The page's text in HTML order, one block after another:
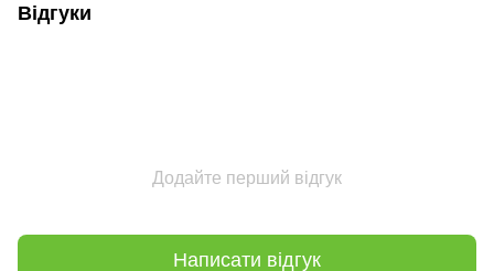
Відгуки
Додайте перший відгук
Написати відгук